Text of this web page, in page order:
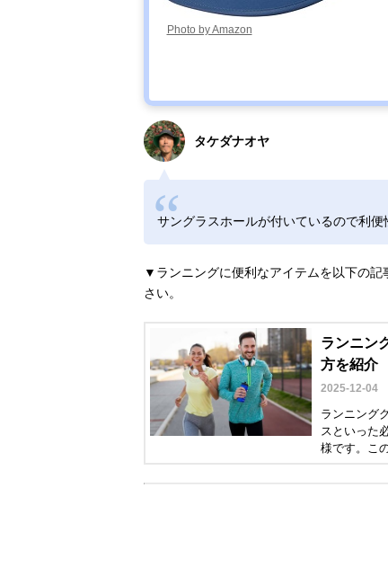
Photo by Amazon
タケダナオヤ
サングラスホールが付いているので利
▼ランニングに便利なアイテムを以下の
さい。
ランニン
方を紹介
2025-12-04
ランニング
スといった
様です。こ